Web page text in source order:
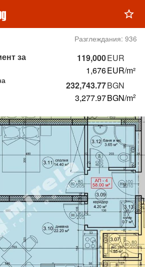
star_outline
Разглеждания: 936
119,000EUR
1,676EUR/m²
232,743.77BGN
3,277.97BGN/m2
за